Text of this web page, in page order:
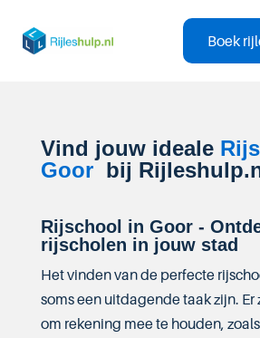
Boek
Vind jouw ideale
Goor bij
Rijschool in Goor -
rijscholen in jouw stad
Het vinden van de perfecte
soms een uitdagende taak zijn. Er
om rekening mee te houden,